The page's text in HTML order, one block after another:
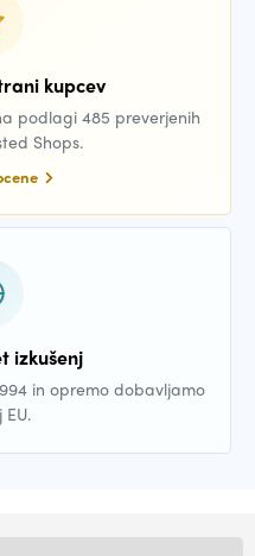
kupcev
podlagi 485 preverjenih
Shops.
izkušenj
in opremo dobavljamo